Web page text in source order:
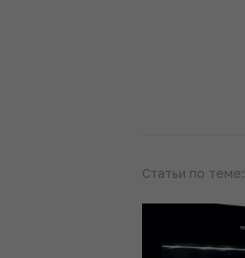
Статьи по теме: